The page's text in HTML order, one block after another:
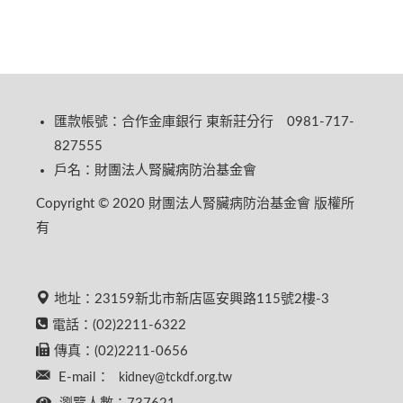
匯款帳號：合作金庫銀行 東新莊分行 0981-717-
827555
戶名：財團法人腎臟病防治基金會
Copyright © 2020 財團法人腎臟病防治基金會 版權所
有
地址：23159新北市新店區安興路115號2樓-3
電話：(02)2211-6322
傳真：(02)2211-0656
E-mail：
kidney@tckdf.org.tw